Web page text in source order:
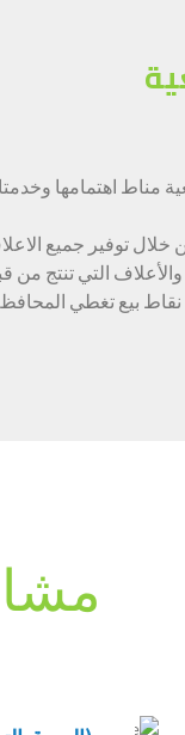
مناط اهتمامها
توفير جميع
التي تنتج من
نقاط بيع تغطي